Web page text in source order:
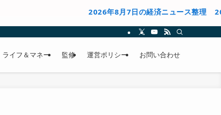
2026年8月7日の経済ニュース整理 2026年
ライフ＆マネー 監修 運営ポリシー お問い合わせ